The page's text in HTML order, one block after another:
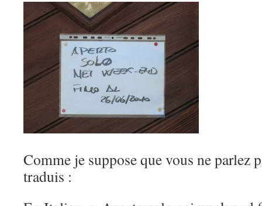
Comme je suppose que vous ne parlez
traduis :